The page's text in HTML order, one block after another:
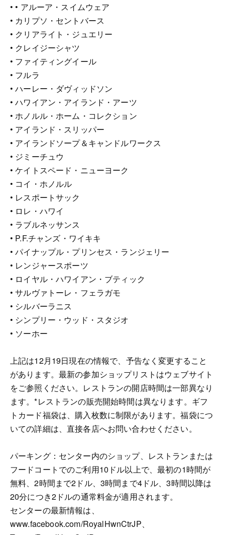
• • アルーア・スイムウェア
• カリプソ・セントバース
• クリアライト・ジュエリー
• クレイジーシャツ
• ファイティングイール
• フルラ
• ハーレー・ダヴィッドソン
• ハワイアン・アイランド・アーツ
• ホノルル・ホーム・コレクション
• アイランド・スリッパー
• アイランドソープ＆キャンドルワークス
• ジミーチュウ
• ケイトスペード・ニューヨーク
• コイ・ホノルル
• レスポートサック
• ロレ・ハワイ
• ラブルネッサンス
• P.F.チャンズ・ワイキキ
• パイナップル・プリンセス・ランジェリー
• レンジャースポーツ
• ロイヤル・ハワイアン・ブティック
• サルヴァトーレ・フェラガモ
• シルバーラニス
• シンプリー・ウッド・スタジオ
• ソーホー
上記は12月19日現在の情報で、予告なく変更すること
があります。最新の参加ショップリストはウェブサイト
をご参照ください。レストランの開店時間は一部異なり
ます。*レストランの販売開始時間は異なります。ギフ
トカード福袋は、購入枚数に制限があります。福袋につ
いての詳細は、直接各店へお問い合わせください。
パーキング：センター内のショップ、レストランまたは
フードコートでのご利用10ドル以上で、最初の1時間が
無料、2時間まで2ドル、3時間まで4ドル、3時間以降は
20分につき2ドルの通常料金が適用されます。
センターの最新情報は、
www.facebook.com/RoyalHwnCtrJP、